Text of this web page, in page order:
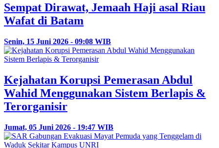
Sempat Dirawat, Jemaah Haji asal Riau
Wafat di Batam
Senin, 15 Juni 2026 - 09:08 WIB
Kejahatan Korupsi Pemerasan Abdul
Wahid Menggunakan Sistem Berlapis &
Terorganisir
Jumat, 05 Juni 2026 - 19:47 WIB